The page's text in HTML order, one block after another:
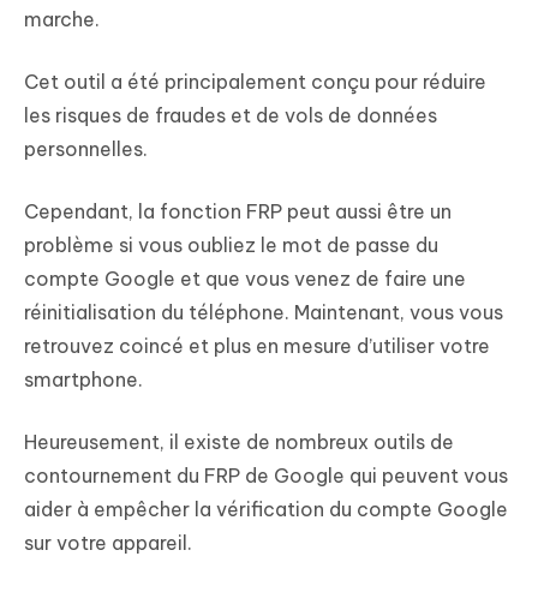
marche.
Cet outil a été principalement conçu pour réduire
les risques de fraudes et de vols de données
personnelles.
Cependant, la fonction FRP peut aussi être un
problème si vous oubliez le mot de passe du
compte Google et que vous venez de faire une
réinitialisation du téléphone. Maintenant, vous vous
retrouvez coincé et plus en mesure d’utiliser votre
smartphone.
Heureusement, il existe de nombreux outils de
contournement du FRP de Google qui peuvent vous
aider à empêcher la vérification du compte Google
sur votre appareil.